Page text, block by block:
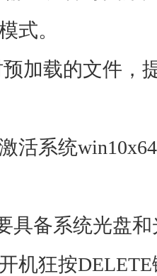
式。
加载的文件，
活系统
具备系统光盘
机狂按